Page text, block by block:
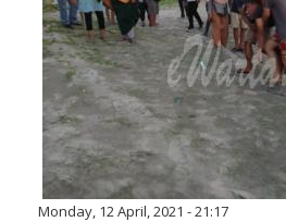
Monday, 12 April, 2021 - 21:17